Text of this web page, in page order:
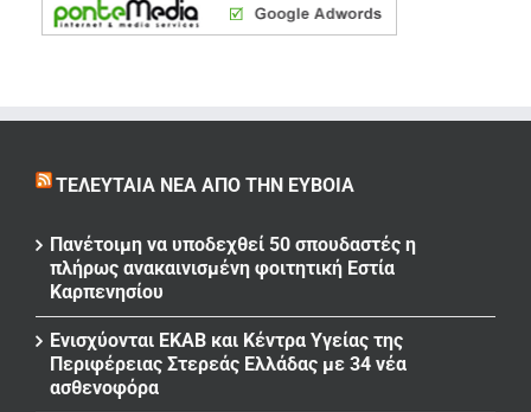
ΤΕΛΕΥΤΑΊΑ ΝΈΑ ΑΠΌ ΤΗΝ ΕΎΒΟΙΑ
Πανέτοιμη να υποδεχθεί 50 σπουδαστές η
πλήρως ανακαινισμένη φοιτητική Εστία
Καρπενησίου
Ενισχύονται ΕΚΑΒ και Κέντρα Υγείας της
Περιφέρειας Στερεάς Ελλάδας με 34 νέα
ασθενοφόρα